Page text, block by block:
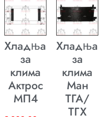
Хладњак
за
клима
Актрос
МП4
Хладњак
за
клима
Ман
ТГА/
ТГХ